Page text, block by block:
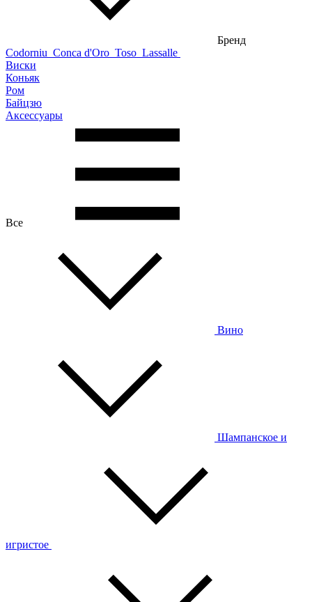
Бренд
Codorniu Conca d'Oro Toso Lassalle
Виски
Коньяк
Ром
Байцзю
Аксессуары
Все
Вино
Шампанское и
игристое